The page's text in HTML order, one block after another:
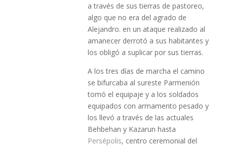
a través de sus tierras de pastoreo,
algo que no era del agrado de
Alejandro. en un ataque realizado al
amanecer derrotó a sus habitantes y
los obligó a suplicar por sus tierras.
A los tres días de marcha el camino
se bifurcaba al sureste Parmenión
tomó el equipaje y a los soldados
equipados con armamento pesado y
los llevó a través de las actuales
Behbehan y Kazarun hasta
Persépolis, centro ceremonial del